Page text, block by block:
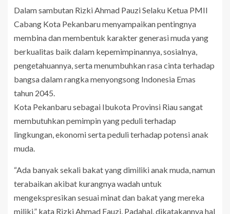
Dalam sambutan Rizki Ahmad Pauzi Selaku Ketua PMII
Cabang Kota Pekanbaru menyampaikan pentingnya
membina dan membentuk karakter generasi muda yang
berkualitas baik dalam kepemimpinannya, sosialnya,
pengetahuannya, serta menumbuhkan rasa cinta terhadap
bangsa dalam rangka menyongsong Indonesia Emas
tahun 2045.
Kota Pekanbaru sebagai Ibukota Provinsi Riau sangat
membutuhkan pemimpin yang peduli terhadap
lingkungan, ekonomi serta peduli terhadap potensi anak
muda.
“Ada banyak sekali bakat yang dimiliki anak muda, namun
terabaikan akibat kurangnya wadah untuk
mengekspresikan sesuai minat dan bakat yang mereka
miliki,” kata Rizki Ahmad Fauzi, Padahal, dikatakannya hal